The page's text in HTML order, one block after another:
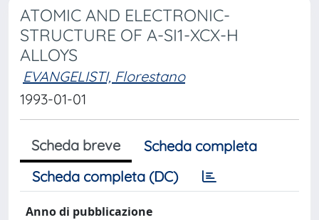
ATOMIC AND ELECTRONIC-
STRUCTURE OF A-SI1-XCX-H
ALLOYS
EVANGELISTI, Florestano
1993-01-01
Scheda breve
Scheda completa
Scheda completa (DC)
Anno di pubblicazione